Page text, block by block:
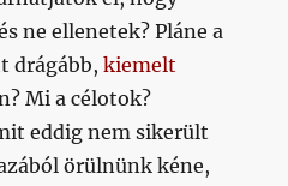
ne ellenetek? Pláne a
drágább,kiemelt
Mi a célotok?
eddig nem sikerült
örülnünk kéne,